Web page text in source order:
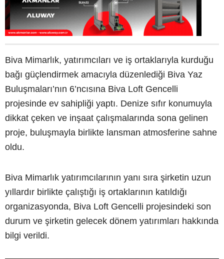
Biva Mimarlık, yatırımcıları ve iş ortaklarıyla kurduğu
bağı güçlendirmek amacıyla düzenlediği Biva Yaz
Buluşmaları’nın 6’ncısına Biva Loft Gencelli
projesinde ev sahipliği yaptı. Denize sıfır konumuyla
dikkat çeken ve inşaat çalışmalarında sona gelinen
proje, buluşmayla birlikte lansman atmosferine sahne
oldu.
Biva Mimarlık yatırımcılarının yanı sıra şirketin uzun
yıllardır birlikte çalıştığı iş ortaklarının katıldığı
organizasyonda, Biva Loft Gencelli projesindeki son
durum ve şirketin gelecek dönem yatırımları hakkında
bilgi verildi.